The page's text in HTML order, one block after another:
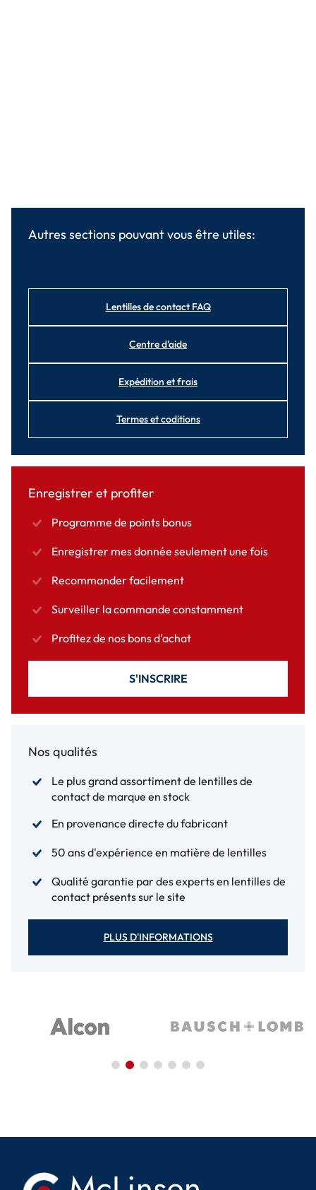
Autres sections pouvant vous être utiles:
Lentilles de contact FAQ
Centre d'aide
Expédition et frais
Termes et coditions
Enregistrer et profiter
Programme de points bonus
Enregistrer mes donnée seulement une fois
Recommander facilement
Surveiller la commande constamment
Profitez de nos bons d'achat
S'INSCRIRE
Nos qualités
Le plus grand assortiment de lentilles de
contact de marque en stock
En provenance directe du fabricant
50 ans d'expérience en matière de lentilles
Qualité garantie par des experts en lentilles de
contact présents sur le site
PLUS D'INFORMATIONS